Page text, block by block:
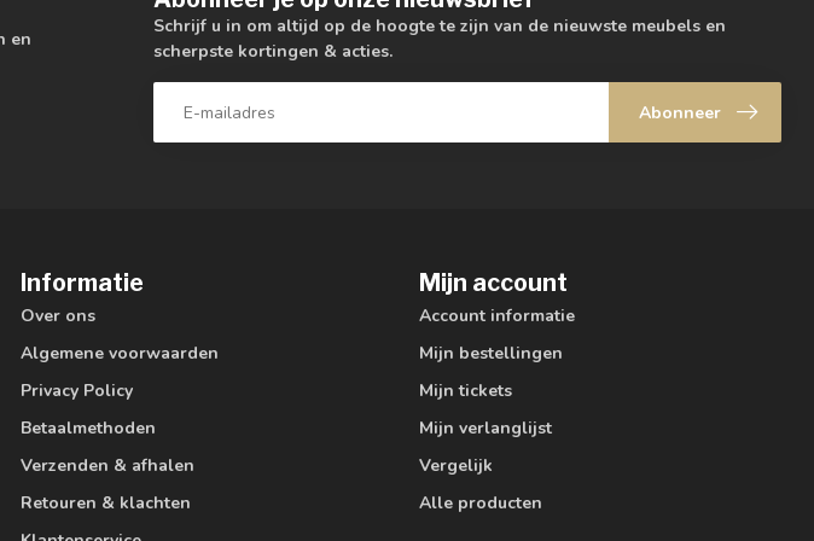
en
Schrijf u in om altijd op de hoogte te zijn van de nieuwste meubels en
scherpste kortingen & acties.
Abonneer
Informatie
Over ons
Algemene voorwaarden
Privacy Policy
Betaalmethoden
Verzenden & afhalen
Retouren & klachten
Mijn account
Account informatie
Mijn bestellingen
Mijn tickets
Mijn verlanglijst
Vergelijk
Alle producten